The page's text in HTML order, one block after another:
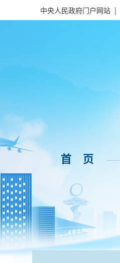
中央人民政府门户网站 |
首 页 ——